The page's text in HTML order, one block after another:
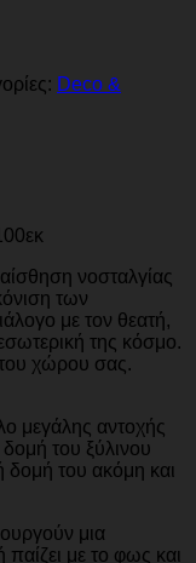
Deco &
νοσταλγίας
των
με τον θεατή,
της κόσμο.
του χώρου σας.
μεγάλης αντοχής
του ξύλινου
δομή του ακόμη και
μια
με το φως και